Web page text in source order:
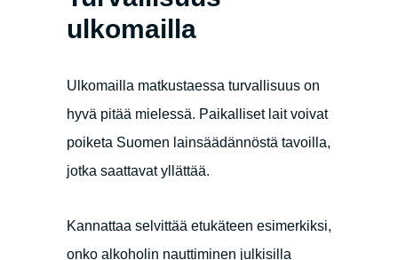
ulkomailla
Ulkomailla matkustaessa turvallisuus on
hyvä pitää mielessä. Paikalliset lait voivat
poiketa Suomen lainsäädännöstä tavoilla,
jotka saattavat yllättää.
Kannattaa selvittää etukäteen esimerkiksi,
onko alkoholin nauttiminen julkisilla